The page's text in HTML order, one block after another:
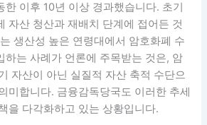
한 이후 10년 이상 경과했습니다. 초기
자산 청산과 재배치 단계에 접어든 것
생산성 높은 연령대에서 암호화폐 수
하는 사례가 언론에 주목받는 것은, 암
자산이 아닌 실질적 자산 축적 수단으
미합니다. 금융감독당국도 이러한 추세
을 다각화하고 있는 상황입니다.